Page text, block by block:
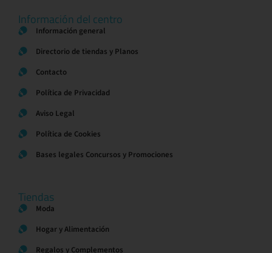
Información del centro
Información general
Directorio de tiendas y Planos
Contacto
Política de Privacidad
Aviso Legal
Política de Cookies
Bases legales Concursos y Promociones
Tiendas
Moda
Hogar y Alimentación
Regalos y Complementos